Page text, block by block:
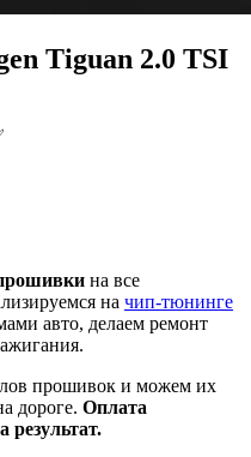
Tiguan 2.0 TSI
на все
на чип-тюнинге
авто, делаем ремонт
прошивок и можем их
дороге. Оплата
результат.